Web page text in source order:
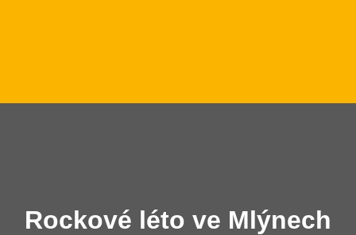
Rockové léto ve Mlýnech